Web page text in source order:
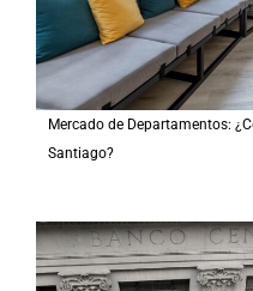
Mercado de Departamentos:
Santiago?